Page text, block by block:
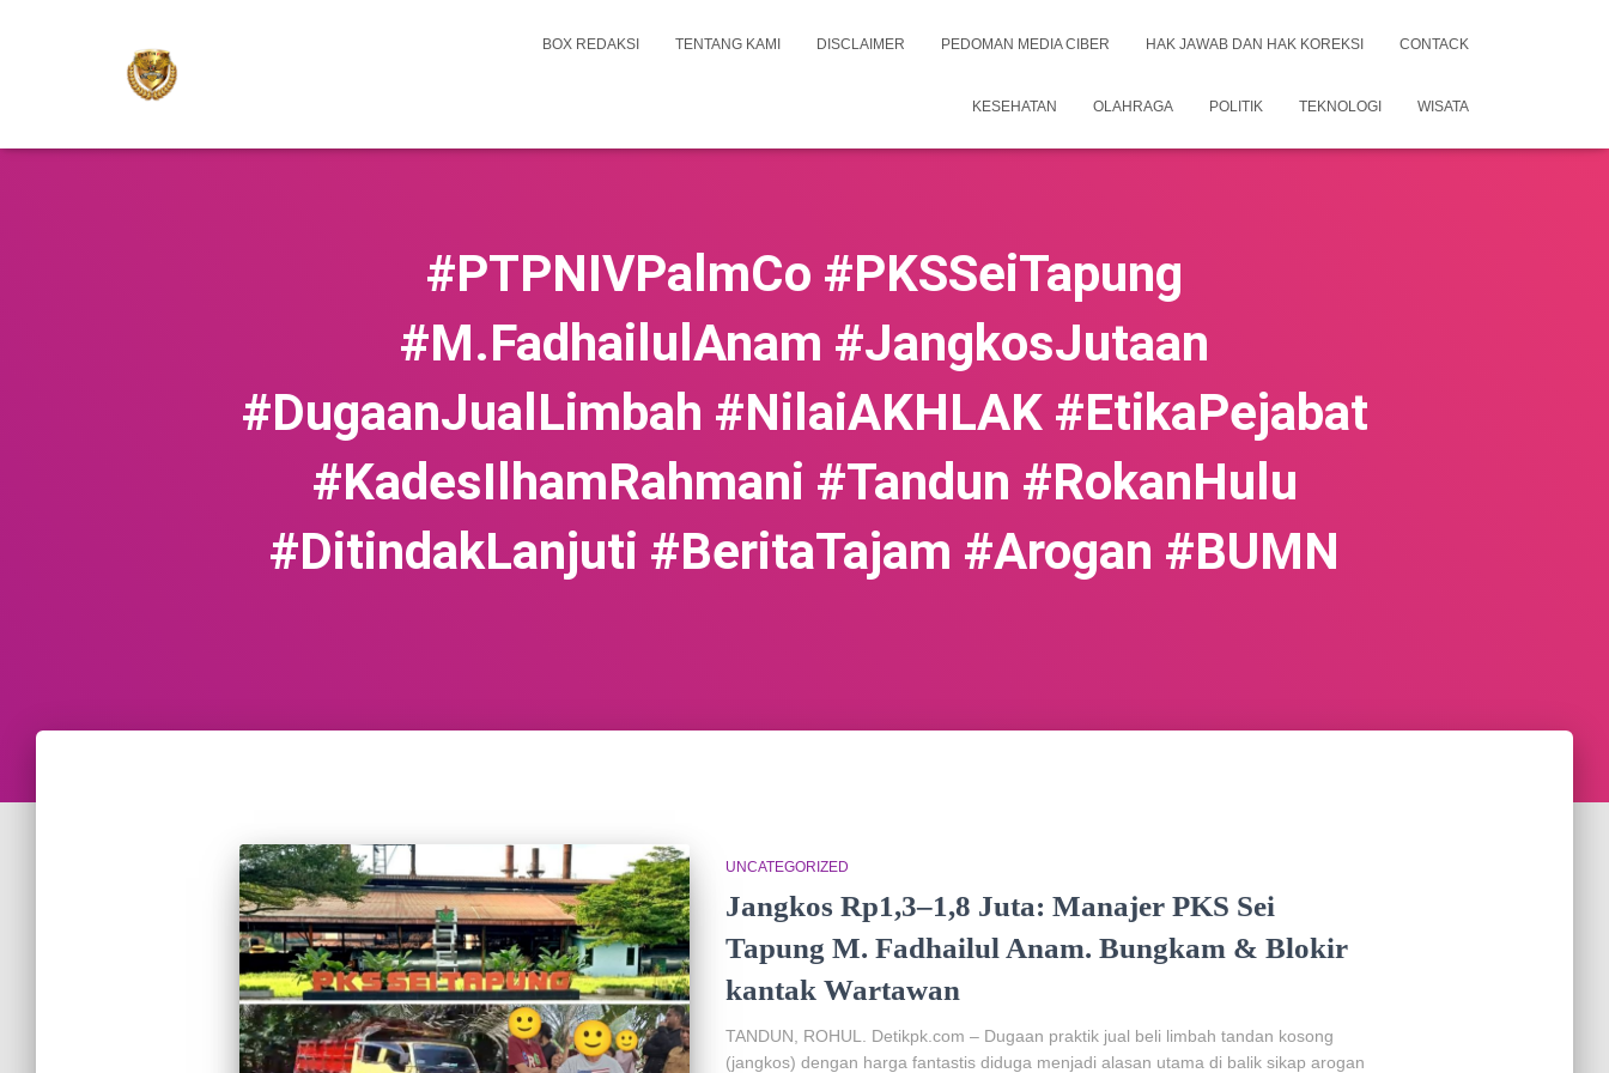
BOX REDAKSI TENTANG KAMI DISCLAIMER PEDOMAN MEDIA CIBER HAK JAWAB DAN HAK KOREKSI CONTACK
KESEHATAN OLAHRAGA POLITIK TEKNOLOGI WISATA
#PTPNIVPalmCo #PKSSeiTapung
#M.FadhailulAnam #JangkosJutaan
#DugaanJualLimbah #NilaiAKHLAK #EtikaPejabat
#KadesIlhamRahmani #Tandun #RokanHulu
#DitindakLanjuti #BeritaTajam #Arogan #BUMN
UNCATEGORIZED
Jangkos Rp1,3–1,8 Juta: Manajer PKS Sei
Tapung M. Fadhailul Anam. Bungkam & Blokir
kantak Wartawan
TANDUN, ROHUL. Detikpk.com – Dugaan praktik jual beli limbah tandan kosong
(jangkos) dengan harga fantastis diduga menjadi alasan utama di balik sikap arogan